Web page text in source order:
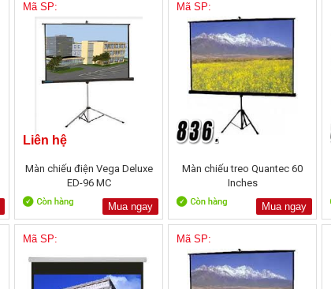
Mã SP:
Liên hệ
Màn chiếu điện Vega Deluxe
ED-96 MC
Mua ngay
Mã SP:
Màn chiếu treo Quantec 60
Inches
Mua ngay
Mã SP: Mã SP: